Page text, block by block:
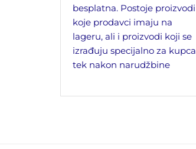
besplatna. Postoje proizvodi
koje prodavci imaju na
lageru, ali i proizvodi koji se
izrađuju specijalno za kupca
tek nakon narudžbine